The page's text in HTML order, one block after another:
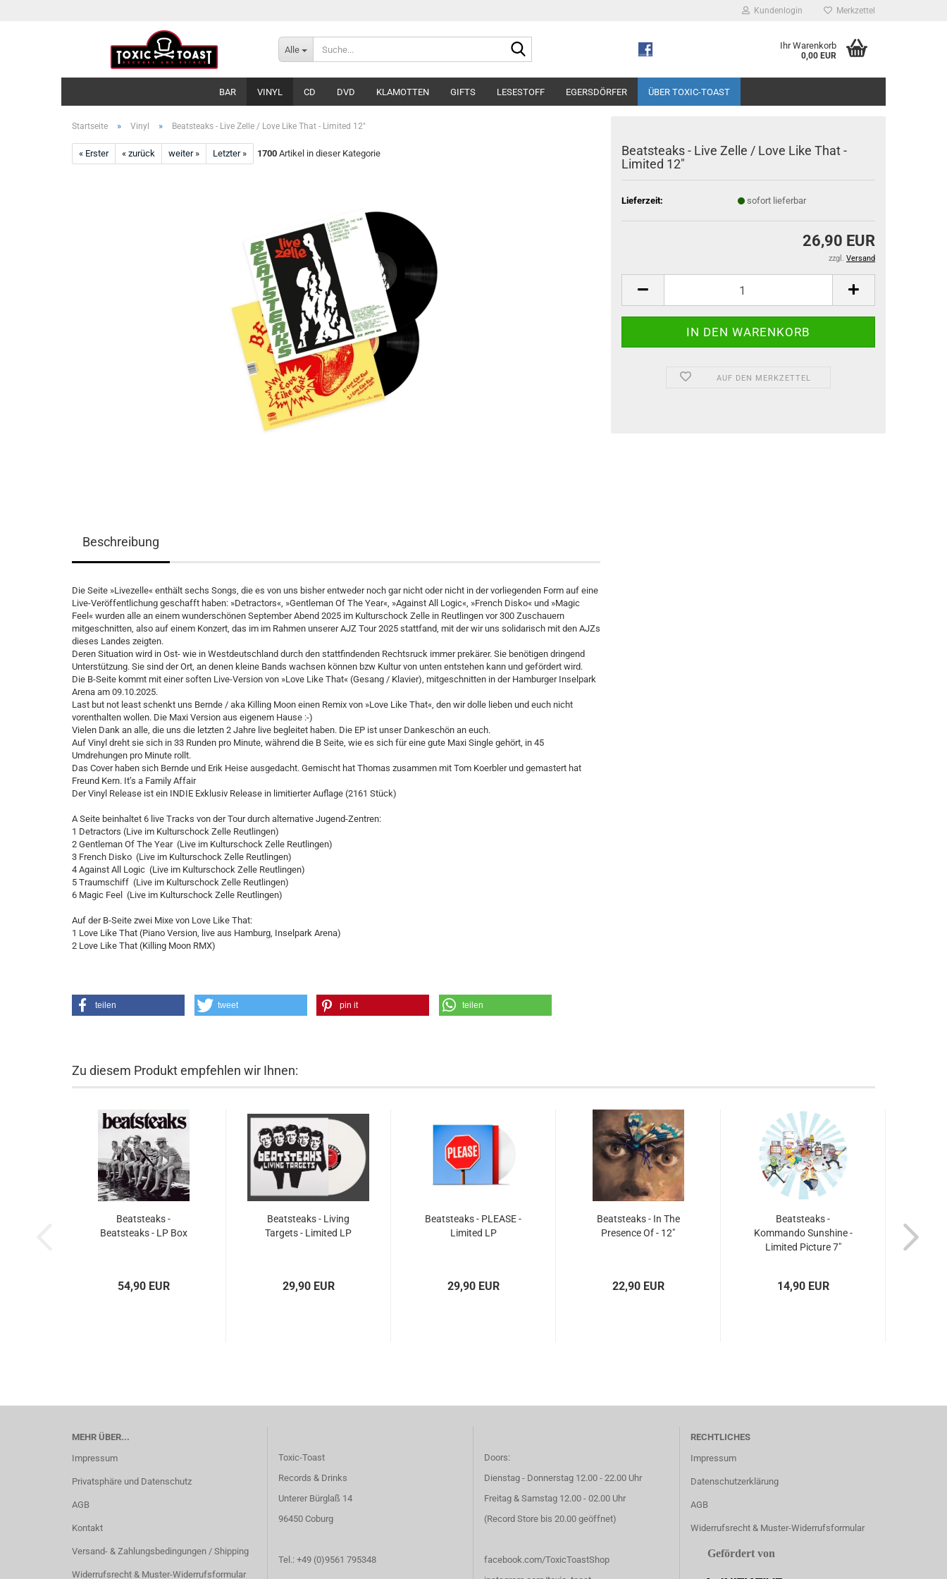
Kundenlogin Merkzettel
Alle Ihr Warenkorb
0,00 EUR
BAR VINYL CD DVD KLAMOTTEN GIFTS LESESTOFF EGERSDÖRFER ÜBER TOXIC-TOAST
Startseite » Vinyl » Beatsteaks - Live Zelle / Love Like That - Limited 12"
« Erster « zurück weiter » Letzter » 1700 Artikel in dieser Kategorie
Beatsteaks - Live Zelle / Love Like That -
Limited 12"
Lieferzeit: sofort lieferbar
26,90 EUR
zzgl. Versand
AUF DEN MERKZETTEL
Beschreibung
Die Seite »Livezelle« enthält sechs Songs, die es von uns bisher entweder noch gar nicht oder nicht in der vorliegenden Form auf eine
Live-Veröffentlichung geschafft haben: »Detractors«, »Gentleman Of The Year«, »Against All Logic«, »French Disko« und »Magic
Feel« wurden alle an einem wunderschönen September Abend 2025 im Kulturschock Zelle in Reutlingen vor 300 Zuschauern
mitgeschnitten, also auf einem Konzert, das im im Rahmen unserer AJZ Tour 2025 stattfand, mit der wir uns solidarisch mit den AJZs
dieses Landes zeigten.
Deren Situation wird in Ost- wie in Westdeutschland durch den stattfindenden Rechtsruck immer prekärer. Sie benötigen dringend
Unterstützung. Sie sind der Ort, an denen kleine Bands wachsen können bzw Kultur von unten entstehen kann und gefördert wird.
Die B-Seite kommt mit einer soften Live-Version von »Love Like That« (Gesang / Klavier), mitgeschnitten in der Hamburger Inselpark
Arena am 09.10.2025.
Last but not least schenkt uns Bernde / aka Killing Moon einen Remix von »Love Like That«, den wir dolle lieben und euch nicht
vorenthalten wollen. Die Maxi Version aus eigenem Hause :-)
Vielen Dank an alle, die uns die letzten 2 Jahre live begleitet haben. Die EP ist unser Dankeschön an euch.
Auf Vinyl dreht sie sich in 33 Runden pro Minute, während die B Seite, wie es sich für eine gute Maxi Single gehört, in 45
Umdrehungen pro Minute rollt.
Das Cover haben sich Bernde und Erik Heise ausgedacht. Gemischt hat Thomas zusammen mit Tom Koerbler und gemastert hat
Freund Kern. It’s a Family Affair
Der Vinyl Release ist ein INDIE Exklusiv Release in limitierter Auflage (2161 Stück)
A Seite beinhaltet 6 live Tracks von der Tour durch alternative Jugend-Zentren:
1 Detractors (Live im Kulturschock Zelle Reutlingen)
2 Gentleman Of The Year (Live im Kulturschock Zelle Reutlingen)
3 French Disko (Live im Kulturschock Zelle Reutlingen)
4 Against All Logic (Live im Kulturschock Zelle Reutlingen)
5 Traumschiff (Live im Kulturschock Zelle Reutlingen)
6 Magic Feel (Live im Kulturschock Zelle Reutlingen)
Auf der B-Seite zwei Mixe von Love Like That:
1 Love Like That (Piano Version, live aus Hamburg, Inselpark Arena)
2 Love Like That (Killing Moon RMX)
teilen tweet pin it teilen
Zu diesem Produkt empfehlen wir Ihnen:
Beatsteaks -
Beatsteaks - LP Box
54,90 EUR
Beatsteaks - Living
Targets - Limited LP
29,90 EUR
Beatsteaks - PLEASE -
Limited LP
29,90 EUR
Beatsteaks - In The
Presence Of - 12"
22,90 EUR
Beatsteaks -
Kommando Sunshine -
Limited Picture 7"
14,90 EUR
MEHR ÜBER...
Impressum
Privatsphäre und Datenschutz
AGB
Kontakt
Versand- & Zahlungsbedingungen / Shipping
Widerrufsrecht & Muster-Widerrufsformular
Toxic-Toast
Records & Drinks
Unterer Bürglaß 14
96450 Coburg
Tel.: +49 (0)9561 795348
Doors:
Dienstag - Donnerstag 12.00 - 22.00 Uhr
Freitag & Samstag 12.00 - 02.00 Uhr
(Record Store bis 20.00 geöffnet)
facebook.com/ToxicToastShop
RECHTLICHES
Impressum
Datenschutzerklärung
AGB
Widerrufsrecht & Muster-Widerrufsformular
Gefördert von